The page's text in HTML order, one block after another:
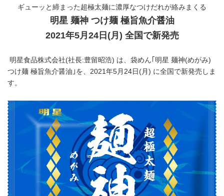
ギューッと締まった超極太麺に濃厚なつけだれが絡みまくる
明星 麺神 つけ麺 極旨魚介醤油
2021年5月 24日 (月 ) 全国で新発売
明星食品株式会社(社長:豊留昭浩) は、袋めん｢明星 麺神(めがみ)
つけ麺 極旨魚介醤油｣を、2021年5月24日(月) に全国で新発売しま
す。